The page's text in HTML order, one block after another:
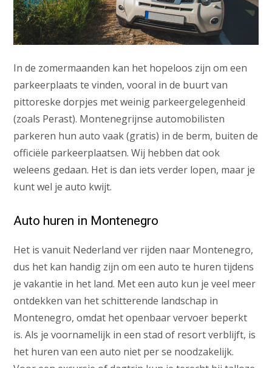
In de zomermaanden kan het hopeloos zijn om een
parkeerplaats te vinden, vooral in de buurt van
pittoreske dorpjes met weinig parkeergelegenheid
(zoals Perast). Montenegrijnse automobilisten
parkeren hun auto vaak (gratis) in de berm, buiten de
officiële parkeerplaatsen. Wij hebben dat ook
weleens gedaan. Het is dan iets verder lopen, maar je
kunt wel je auto kwijt.
Auto huren in Montenegro
Het is vanuit Nederland ver rijden naar Montenegro,
dus het kan handig zijn om een auto te huren tijdens
je vakantie in het land. Met een auto kun je veel meer
ontdekken van het schitterende landschap in
Montenegro, omdat het openbaar vervoer beperkt
is. Als je voornamelijk in een stad of resort verblijft, is
het huren van een auto niet per se noodzakelijk.